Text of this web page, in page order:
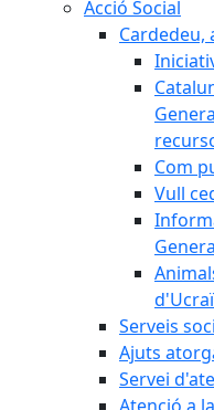
Acció Social
Cardedeu,
Com
Vull
Serveis
Ajuts
Servei